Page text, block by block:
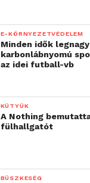
E-KÖRNYEZETVÉDELEM
Minden idők
karbonlábnyomú
az idei futball-vb
KÜTYÜK
A Nothing
fülhallgatót
BÜSZKESÉG